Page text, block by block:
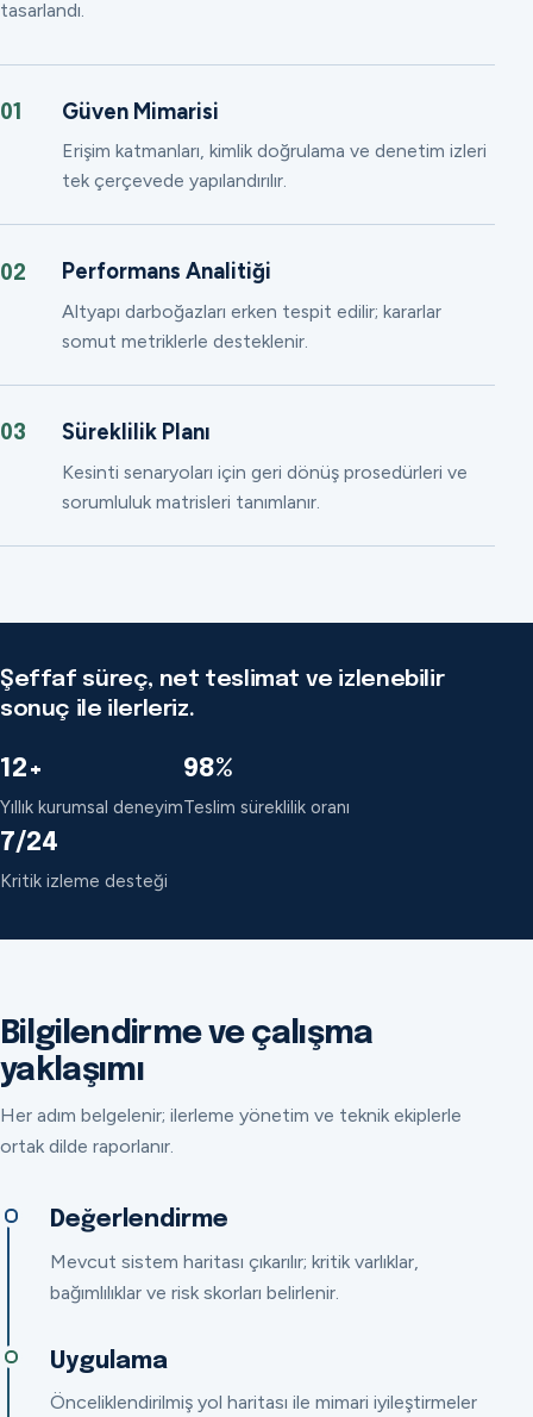
tasarlandı.
01 Güven Mimarisi
Erişim katmanları, kimlik doğrulama ve denetim izleri
tek çerçevede yapılandırılır.
02 Performans Analitiği
Altyapı darboğazları erken tespit edilir; kararlar
somut metriklerle desteklenir.
03 Süreklilik Planı
Kesinti senaryoları için geri dönüş prosedürleri ve
sorumluluk matrisleri tanımlanır.
Şeffaf süreç, net teslimat ve izlenebilir
sonuç ile ilerleriz.
12+
Yıllık kurumsal deneyim
98%
Teslim süreklilik oranı
7/24
Kritik izleme desteği
Bilgilendirme ve çalışma
yaklaşımı
Her adım belgelenir; ilerleme yönetim ve teknik ekiplerle
ortak dilde raporlanır.
Değerlendirme
Mevcut sistem haritası çıkarılır; kritik varlıklar,
bağımlılıklar ve risk skorları belirlenir.
Uygulama
Önceliklendirilmiş yol haritası ile mimari iyileştirmeler